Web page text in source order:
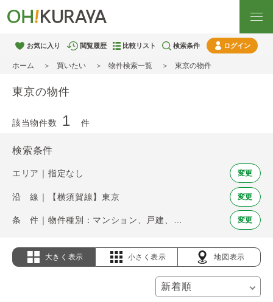
お気に入り 閲覧履歴 比較リスト 検索条件 ログイン
ホーム 買いたい 物件検索一覧 東京の物件
東京の物件
該当物件数 1 件
検索条件
エリア｜指定なし 変更
沿 線｜【横須賀線】東京 変更
変更
大きく表示 小さく表示 地図表示